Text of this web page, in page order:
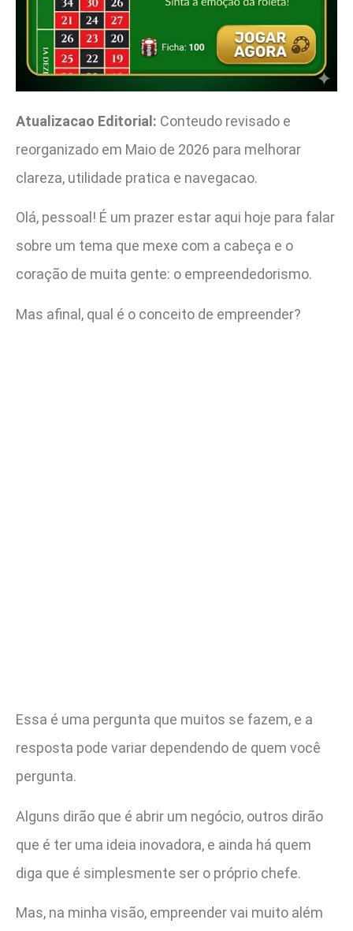
Atualizacao Editorial: Conteudo revisado e
reorganizado em Maio de 2026 para melhorar
clareza, utilidade pratica e navegacao.
Olá, pessoal! É um prazer estar aqui hoje para falar
sobre um tema que mexe com a cabeça e o
coração de muita gente: o empreendedorismo.
Mas afinal, qual é o conceito de empreender?
Essa é uma pergunta que muitos se fazem, e a
resposta pode variar dependendo de quem você
pergunta.
Alguns dirão que é abrir um negócio, outros dirão
que é ter uma ideia inovadora, e ainda há quem
diga que é simplesmente ser o próprio chefe.
Mas, na minha visão, empreender vai muito além